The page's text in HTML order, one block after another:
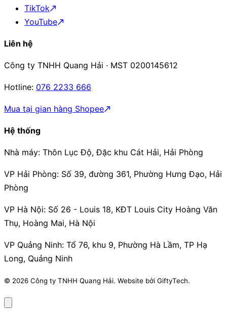
TikTok
YouTube
Liên hệ
Công ty TNHH Quang Hải · MST 0200145612
Hotline: 076 2233 666
Mua tại gian hàng Shopee
Hệ thống
Nhà máy: Thôn Lục Độ, Đặc khu Cát Hải, Hải Phòng
VP Hải Phòng: Số 39, đường 361, Phường Hưng Đạo, Hải
Phòng
VP Hà Nội: Số 26 - Louis 18, KĐT Louis City Hoàng Văn
Thụ, Hoàng Mai, Hà Nội
VP Quảng Ninh: Tổ 76, khu 9, Phường Hà Lầm, TP Hạ
Long, Quảng Ninh
© 2026 Công ty TNHH Quang Hải. Website bởi GiftyTech.